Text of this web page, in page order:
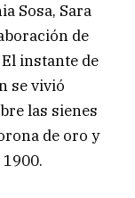
Sosa, Sara
de
instante de
se vivió
las sienes
de oro y